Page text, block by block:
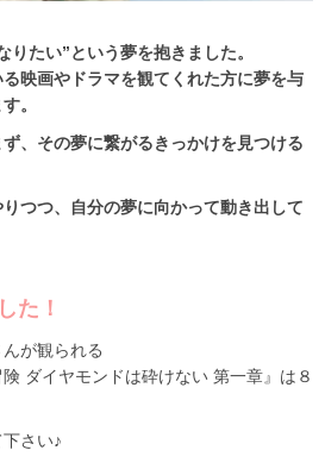
りたい”という夢を抱きました。
映画やドラマを観てくれた方に夢を与
。
、その夢に繋がるきっかけを見つける
つつ、自分の夢に向かって動き出して
た！
が観られる
ダイヤモンドは砕けない 第一章』は８
さい♪